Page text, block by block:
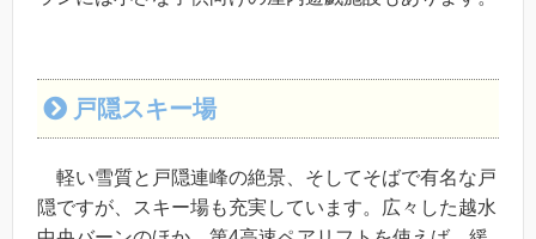
戸隠スキー場
軽い雪質と戸隠連峰の絶景、そしてそばで有名な戸
隠ですが、スキー場も充実しています。広々した越水